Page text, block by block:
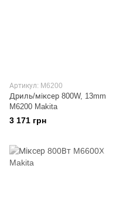
Артикул: M6200
Дриль/міксер 800W, 13mm
M6200 Makita
3 171 грн